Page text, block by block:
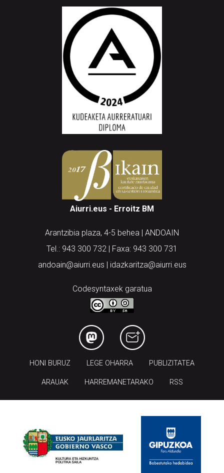
Aiurri.eus - Erroitz BM
Arantzibia plaza, 4-5 behea | ANDOAIN
Tel.: 943 300 732 | Faxa: 943 300 731
andoain@aiurri.eus | idazkaritza@aiurri.eus
Codesyntaxek garatua
HONI BURUZ LEGE OHARRA PUBLIZITATEA
ARAUAK HARREMANETARAKO RSS